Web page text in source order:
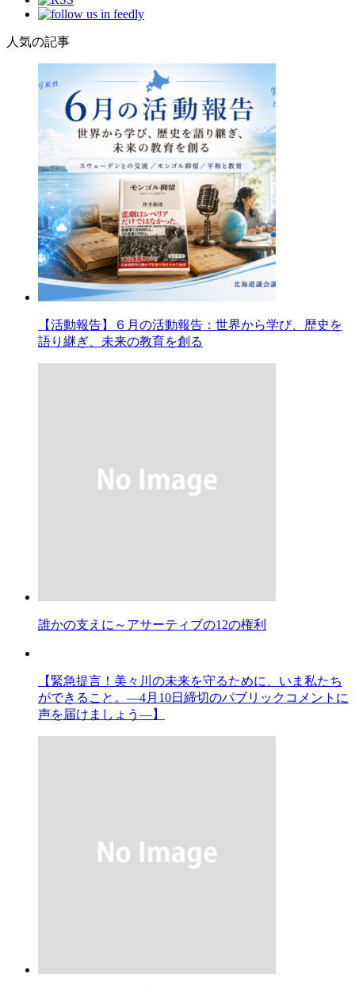
人気の記事
【活動報告】６月の活動報告：世界から学び、歴史を
語り継ぎ、未来の教育を創る
誰かの支えに～アサーティブの12の権利
【緊急提言！美々川の未来を守るために、いま私たち
ができること。―4月10日締切のパブリックコメントに
声を届けましょう―】